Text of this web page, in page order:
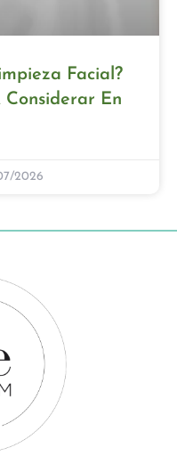
Facial?
Considerar En
2026